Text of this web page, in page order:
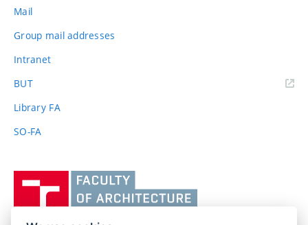
Mail
Group mail addresses
Intranet
BUT(external
Library FA
SO-FA
učení
technické